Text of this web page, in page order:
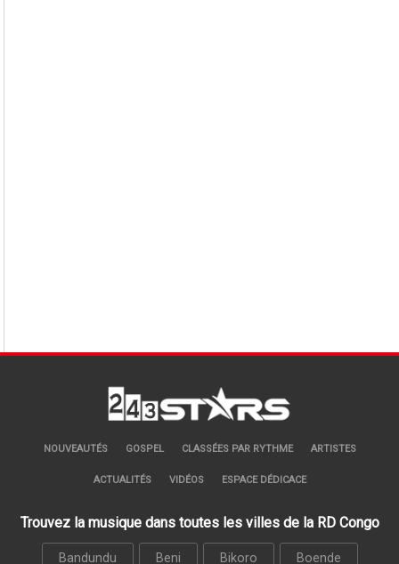
NOUVEAUTÉS GOSPEL CLASSÉES PAR RYTHME ARTISTES
ACTUALITÉS VIDÉOS ESPACE DÉDICACE
Trouvez la musique dans toutes les villes de la RD Congo
Bandundu Beni Bikoro Boende